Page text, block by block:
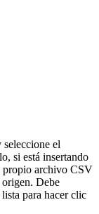
seleccione el
si está insertando
propio archivo CSV
origen. Debe
para hacer clic